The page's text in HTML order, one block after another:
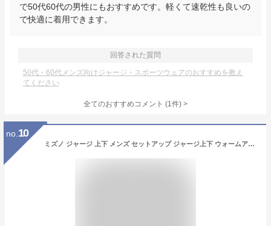
で50代60代の男性にもおすすめです。軽くて速乾性も良いの
で快適に着用できます。
回答された質問
50代・60代メンズ向けジャージ・スポーツウェアのおすすめを教え
てください
全てのおすすめコメント (1件) >
no. 10
ミズノ ジャージ 上下 メンズ セットアップ ジャージ上下 ウォームアップシャツ パンツ フルジップ 吸汗 速乾 サッカー フットサル ブランド Mizuno P2MCB090 黒 紺 上下セット 大きいサイズ 有 スポーツウェア トレーニングウェア ドライ スポーツ おしゃれ